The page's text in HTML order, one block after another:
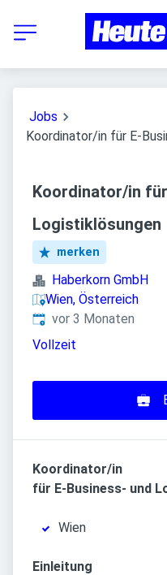
Jobs
Koordinator/in für E-
Koordinator/in
Logistiklösungen
merken
Haberkorn GmbH
Wien, Österreich
Veröffentlicht:
vor 3 Monaten
Vollzeit
Koordinator/in
für E-Business- und
Wien
Einleitung